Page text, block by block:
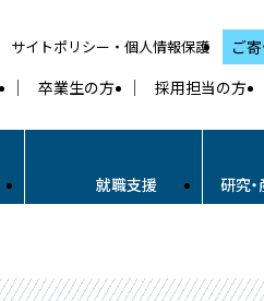
サイトポリシー・個人情報保護 ご
卒業生の方 採用担当の方
就職支援 研究